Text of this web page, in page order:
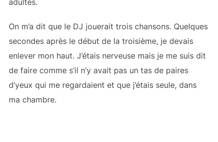
On m’a dit que le DJ jouerait trois chansons. Quelques
secondes après le début de la troisième, je devais
enlever mon haut. J’étais nerveuse mais je me suis dit
de faire comme s’il n’y avait pas un tas de paires
d’yeux qui me regardaient et que j’étais seule, dans
ma chambre.